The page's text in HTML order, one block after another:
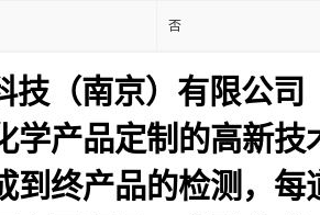
否
技（南京）有限公司
学产品定制的高新
到终产品的检测，